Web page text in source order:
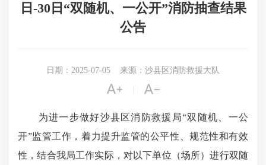
日-30日“双随机、一公开”消防抽查结果
公告
日期：2025-07-05 来源：沙县区消防救援大队
 
为进一步做好沙县区消防救援局“双随机、一公
开”监管工作，着力提升监管的公平性、规范性和有效
性，结合我局工作实际，对以下单位（场所）进行双随